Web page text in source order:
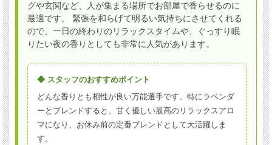
グや玄関など、人が集まる場所でお部屋で香らせるのに
最適です。 緊張を和らげて明るい気持ちにさせてくれる
ので、一日の終わりのリラックスタイムや、ぐっすり眠
りたい夜の香りとしても非常に人気があります。
◆ スタッフのおすすめポイント
どんな香りとも相性が良い万能選手です。特にラベンダ
ーとブレンドすると、甘く優しい最高のリラックスアロ
マになり、お休み前の定番ブレンドとして大活躍しま
す。